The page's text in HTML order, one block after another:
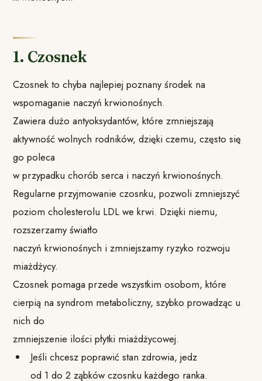
1. Czosnek
Czosnek to chyba najlepiej poznany środek na
wspomaganie naczyń krwionośnych.
Zawiera dużo antyoksydantów, które zmniejszają
aktywność wolnych rodników, dzięki czemu, często się
go poleca
w przypadku chorób serca i naczyń krwionośnych.
Regularne przyjmowanie czosnku, pozwoli zmniejszyć
poziom cholesterolu LDL we krwi. Dzięki niemu,
rozszerzamy światło
naczyń krwionośnych i zmniejszamy ryzyko rozwoju
miażdżycy.
Czosnek pomaga przede wszystkim osobom, które
cierpią na syndrom metaboliczny, szybko prowadząc u
nich do
zmniejszenie ilości płytki miażdżycowej.
Jeśli chcesz poprawić stan zdrowia, jedz
od 1 do 2 ząbków czosnku każdego ranka.